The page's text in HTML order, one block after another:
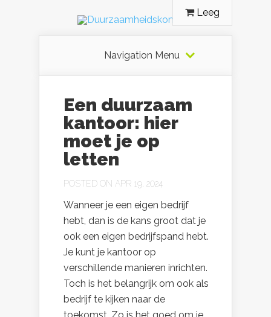
Leeg
Navigation Menu
Een duurzaam
kantoor: hier
moet je op
letten
POSTED ON APR 19, 2024
Wanneer je een eigen bedrijf
hebt, dan is de kans groot dat je
ook een eigen bedrijfspand hebt.
Je kunt je kantoor op
verschillende manieren inrichten.
Toch is het belangrijk om ook als
bedrijf te kijken naar de